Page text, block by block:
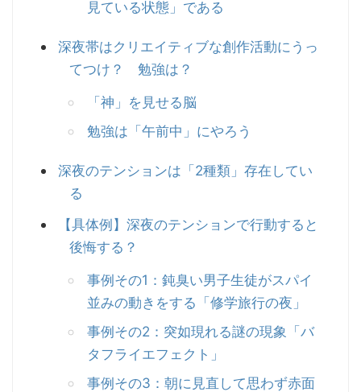
見ている状態」である
深夜帯はクリエイティブな創作活動にうっ
てつけ？ 勉強は？
「神」を見せる脳
勉強は「午前中」にやろう
深夜のテンションは「2種類」存在してい
る
【具体例】深夜のテンションで行動すると
後悔する？
事例その1：鈍臭い男子生徒がスパイ
並みの動きをする「修学旅行の夜」
事例その2：突如現れる謎の現象「バ
タフライエフェクト」
事例その3：朝に見直して思わず赤面